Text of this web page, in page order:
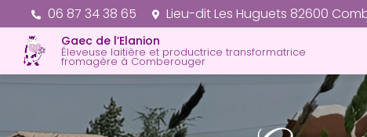
au
contenu
principal
06 87 34 38 65 Lieu-dit Les Huguets 82600
Gaec de l’Elanion
Éleveuse laitière et productrice transformatrice
fromagère à Comberouger